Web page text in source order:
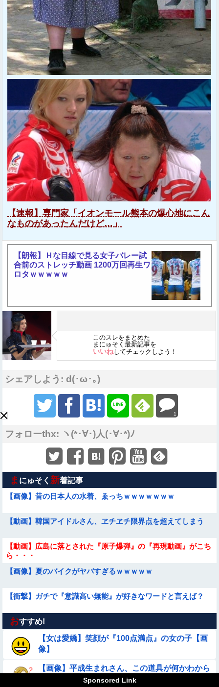
【速報】専門家「イオンモール熊本の爆心地にこん
なものがあったんだけど…」
【朗報】Ｈな目線で見る女子バレー試
合前のストレッチ動画 1200万回再生ワ
ロタｗｗｗｗｗ
このスレをまとめた
まにゅそく最新記事を
いいねしてチェックしよう！
シェアしよう: d(･ω･｡)
1
フォローthx: ヽ(*･∀･)人(･∀･*)ﾉ
ま にゅそく 新着記事
【画像】昔の日本人の水着、ゑっちｗｗｗｗｗｗｗ
【動画】韓国アイドルさん、ヱチヱチ限界点を超えてしまう
【動画】広島に落とされた『原子爆弾』の『再現動画』がこち
ら・・・
【画像】夏のバイクがヤバすぎるｗｗｗｗｗ
【衝撃】ガチで『意識高い無能』が好きなワードと言えば？
【動画】 女子中学生さん、タクシー運ちゃんに感電させられ死
亡……
【動画】小池栄子似のGカップ女子高生「知らないオジさんに
襲われてオッパイ揉まれた」
【悲報】ま～んさん、ドッキリにひっかかってしまう【→動
おすすめ!
【女は愛嬌】笑顔が『100点満点』の女の子【画
像】
【画像】平成生まれさん、この道具が何かわから
ないらしい・・・Sponsored Link